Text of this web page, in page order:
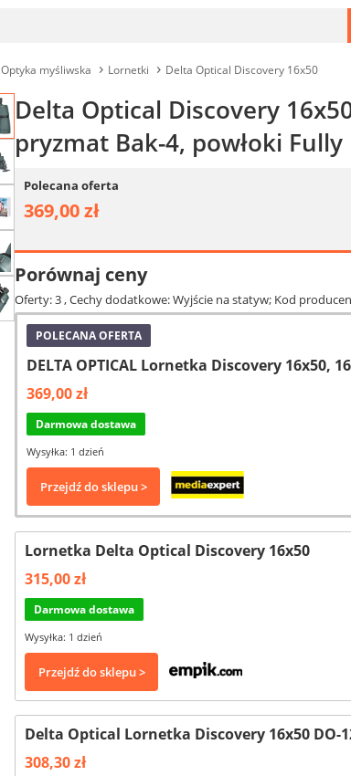
Optyka myśliwska Lornetki Delta Optical Discovery 16x50
Delta Optical Discovery
pryzmat Bak-4, powłoki
Polecana oferta
369,00 zł
Porównaj ceny
Oferty: 3, Cechy dodatkowe: Wyjście na statyw; Kod
POLECANA OFERTA
DELTA OPTICAL Lornetka Discovery 16x50,
369,00 zł
Darmowa dostawa
Wysyłka: 1 dzień
Przejdź do sklepu >
Lornetka Delta Optical Discovery 16x50
315,00 zł
Darmowa dostawa
Wysyłka: 1 dzień
Przejdź do sklepu >
Delta Optical Lornetka Discovery 16x50 DO-
308,30 zł